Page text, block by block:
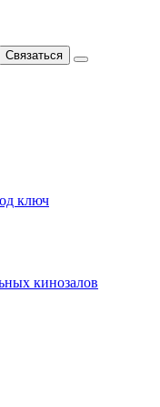
Связаться
ключ
кинозалов